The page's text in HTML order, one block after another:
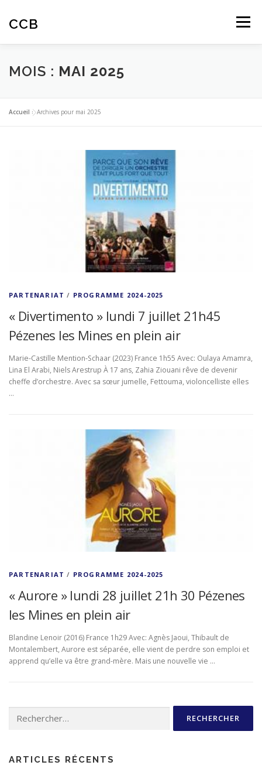
contenu
CCB Menu
ACTUALITES CINÉ-CLUB
ARTICLES AVIS SPECTATEURS
MOIS : MAI 2025
Accueil »Archives pour mai 2025
PARTENARIAT / PROGRAMME 2024-2025
« Divertimento » lundi 7 juillet 21h45
Pézenes les Mines en plein air
Marie-Castille Mention-Schaar (2023) France 1h55 Avec: Oulaya Amamra,
Lina El Arabi, Niels Arestrup À 17 ans, Zahia Ziouani rêve de devenir
cheffe d’orchestre. Avec sa sœur jumelle, Fettouma, violoncelliste elles
…
PARTENARIAT / PROGRAMME 2024-2025
« Aurore » lundi 28 juillet 21h 30 Pézenes
les Mines en plein air
Blandine Lenoir (2016) France 1h29 Avec: Agnès Jaoui, Thibault de
Montalembert, Aurore est séparée, elle vient de perdre son emploi et
apprend qu’elle va être grand-mère. Mais une nouvelle vie …
ARTICLES RÉCENTS